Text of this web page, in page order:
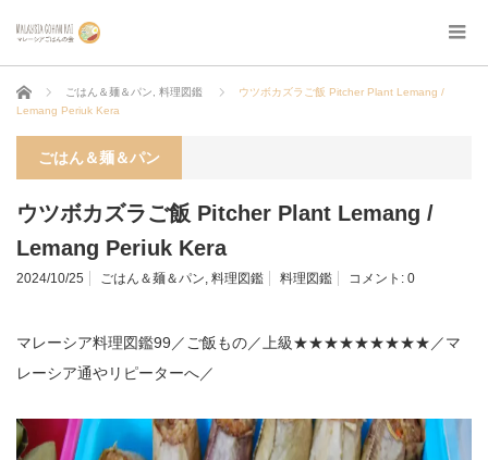
ホーム ごはん＆麺＆パン 料理図鑑
ウツボカズラご飯 Pitcher Plant Lemang /
Lemang Periuk Kera
ごはん＆麺＆パン
ウツボカズラご飯 Pitcher Plant Lemang /
Lemang Periuk Kera
2024/10/25 ごはん＆麺＆パン, 料理図鑑 料理図鑑 コメント: 0
マレーシア料理図鑑99／ご飯もの／上級★★★★★★★★★／マ
レーシア通やリピーターへ／